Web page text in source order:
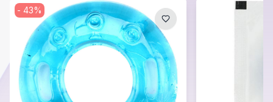
- 43%